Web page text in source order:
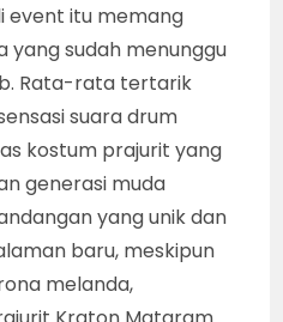
event itu memang
yang sudah menunggu
Rata-rata tertarik
suara drum
kostum prajurit yang
generasi muda
yang unik dan
baru, meskipun
melanda,